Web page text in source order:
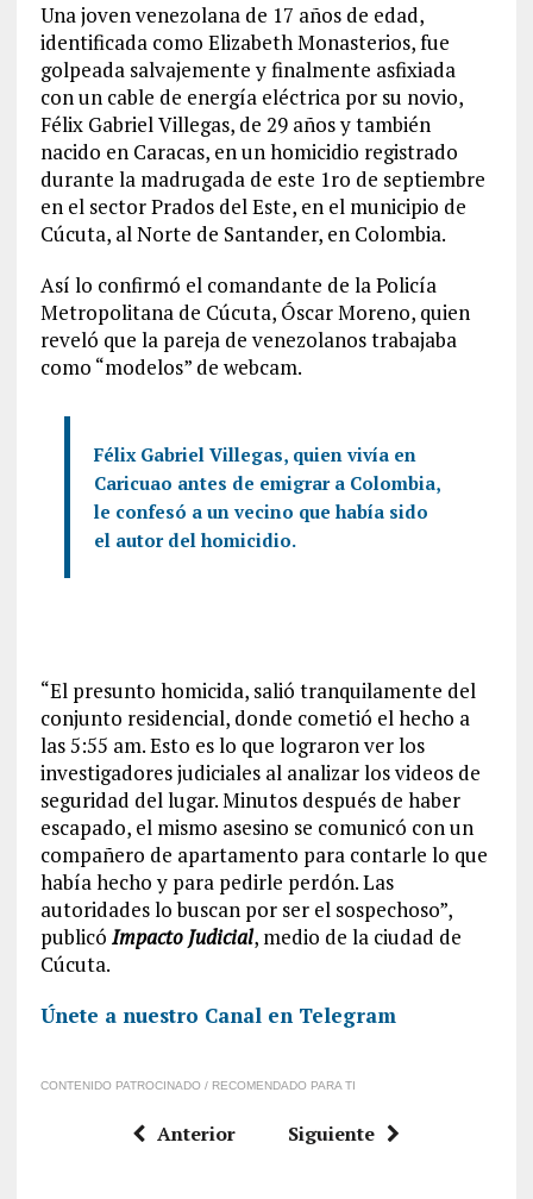
Una joven venezolana de 17 años de edad,
identificada como Elizabeth Monasterios, fue
golpeada salvajemente y finalmente asfixiada
con un cable de energía eléctrica por su novio,
Félix Gabriel Villegas, de 29 años y también
nacido en Caracas, en un homicidio registrado
durante la madrugada de este 1ro de septiembre
en el sector Prados del Este, en el municipio de
Cúcuta, al Norte de Santander, en Colombia.
Así lo confirmó el comandante de la Policía
Metropolitana de Cúcuta, Óscar Moreno, quien
reveló que la pareja de venezolanos trabajaba
como “modelos” de webcam.
Félix Gabriel Villegas, quien vivía en
Caricuao antes de emigrar a Colombia,
le confesó a un vecino que había sido
el autor del homicidio.
“El presunto homicida, salió tranquilamente del
conjunto residencial, donde cometió el hecho a
las 5:55 am. Esto es lo que lograron ver los
investigadores judiciales al analizar los videos de
seguridad del lugar. Minutos después de haber
escapado, el mismo asesino se comunicó con un
compañero de apartamento para contarle lo que
había hecho y para pedirle perdón. Las
autoridades lo buscan por ser el sospechoso”,
publicó Impacto Judicial, medio de la ciudad de
Cúcuta.
Únete a nuestro Canal en Telegram
CONTENIDO PATROCINADO / RECOMENDADO PARA TI
Anterior Siguiente